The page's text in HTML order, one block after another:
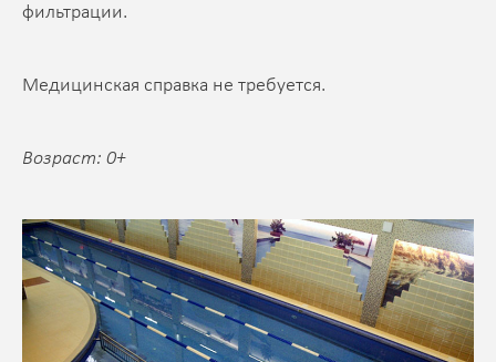
фильтрации.
Медицинская справка не требуется.
Возраст: 0+